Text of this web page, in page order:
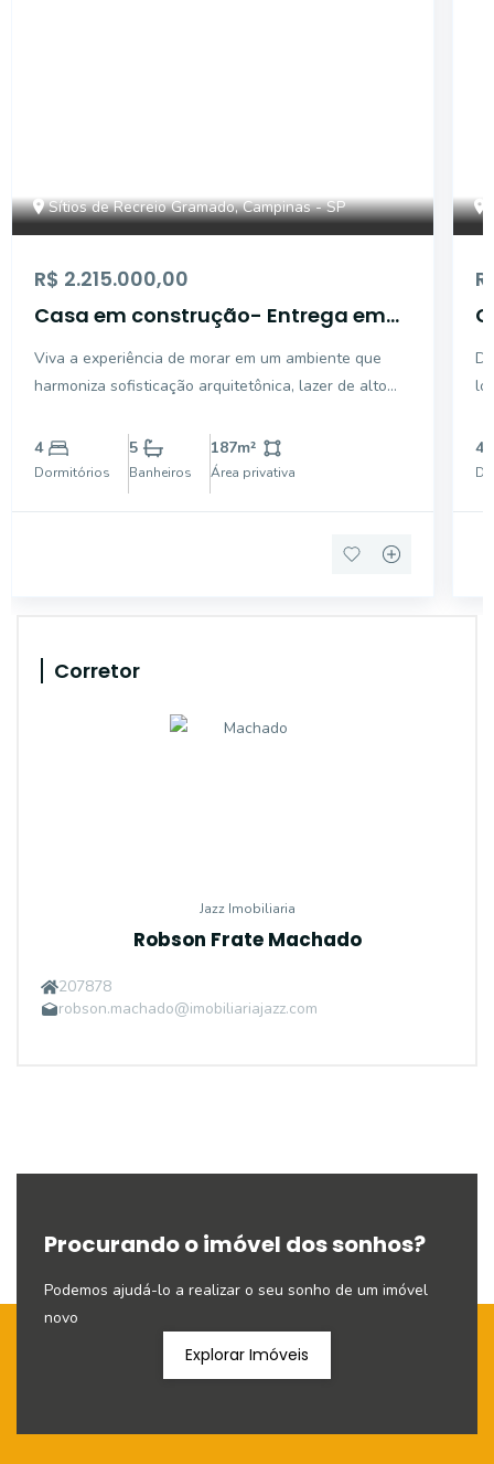
Sítios de Recreio Gramado, Campinas - SP
R$ 2.215.000,00
Casa em construção- Entrega em
Gramado, 187,00, 3 suítes.
Viva a experiência de morar em um ambiente que
harmoniza sofisticação arquitetônica, lazer de alto
Localizada no privilegiado bairro Sítios de Recreio
Gramado, em Campinas, esta linda casa em
condomínio é o ce
4
Dormitórios
5
Banheiros
187m²
Área privativa
4
Corretor
Jazz Imobiliaria
Robson Frate Machado
207878
robson.machado@imobiliariajazz.com
Procurando o imóvel dos sonhos?
Podemos ajudá-lo a realizar o seu sonho de um imóvel
novo
Explorar Imóveis